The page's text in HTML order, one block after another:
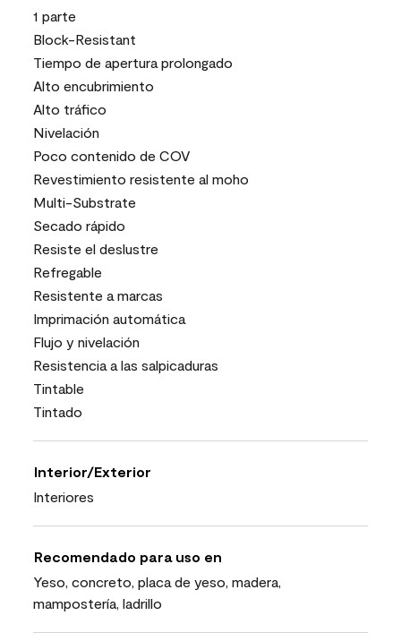
1 parte
Block-Resistant
Tiempo de apertura prolongado
Alto encubrimiento
Alto tráfico
Nivelación
Poco contenido de COV
Revestimiento resistente al moho
Multi-Substrate
Secado rápido
Resiste el deslustre
Refregable
Resistente a marcas
Imprimación automática
Flujo y nivelación
Resistencia a las salpicaduras
Tintable
Tintado
Interior/Exterior
Interiores
Recomendado para uso en
Yeso, concreto, placa de yeso, madera,
mampostería, ladrillo